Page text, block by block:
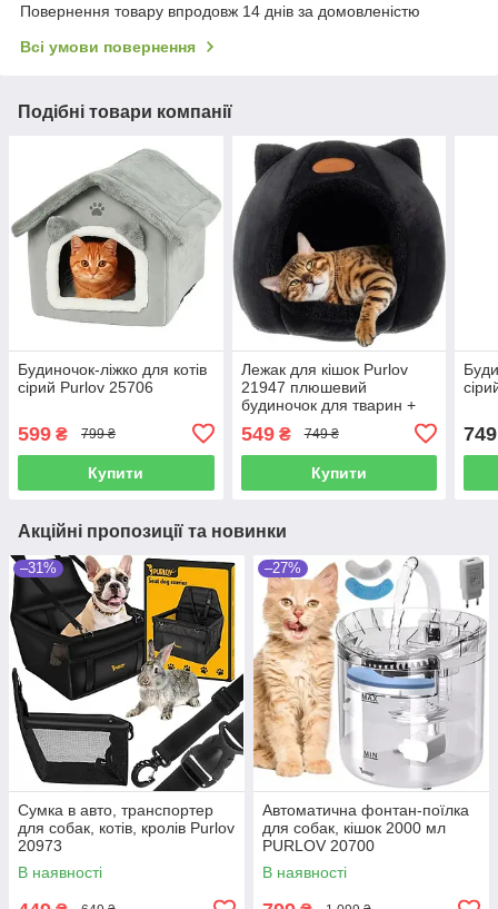
Повернення товару впродовж 14 днів за домовленістю
Всі умови повернення
Подібні товари компанії
Будиночок-ліжко для котів
сірий Purlov 25706
599 ₴ 799 ₴
Купити
Лежак для кішок Purlov
21947 плюшевий
будиночок для тварин +
549₴ 749 ₴
Купити
749
Акційні пропозиції та новинки
–31%
Сумка в авто, транспортер
для собак, котів, кролів Purlov
20973
В наявності
–27%
Автоматична фонтан-поїлка
для собак, кішок 2000 мл
PURLOV 20700
В наявності